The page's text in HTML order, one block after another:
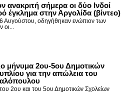
ανακριτή σήμερα οι δύο Ινδοί
έγκλημα στην Αργολίδα (βίντεο)
Αυγούστου, οδηγήθηκαν ενώπιον των
μήνυμα 2ου-5ου Δημοτικών
για την απώλεια του
του 2ου και του 5ου Δημοτικών Σχολείων